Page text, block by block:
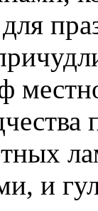
и